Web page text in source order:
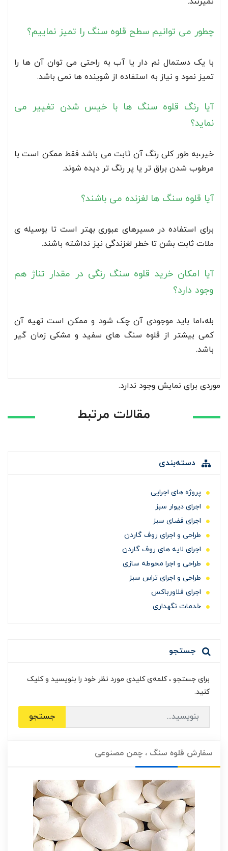
چطور می توانیم سطح قلوه سنگ را تمیز نماییم؟
با یک دستمال نم دار یا آب به راحتی می توان آن ها را
تمیز نمود و نیاز به استفاده از شوینده ها نمی باشد.
آیا رنگ قلوه سنگ ها با خیس شدن تغییر می
نماید؟
خیر،به طور کلی رنگ آن ثابت می باشد فقط ممکن است با
مرطوب شدن براق تر یا پر رنگ تر دیده شوند.
آیا قلوه سنگ ها لغزنده می باشند؟
برای استفاده در مسیرهای عبوری بهتر است تا بوسیله ی
ملات ثابت بشن تا خطر لغزندگی نیز نداشته باشند.
آیا امکان خرید قلوه سنگ رنگی در مقدار تناژ هم
وجود دارد؟
بله،اما باید موجودی آن چک شود و ممکن است تهیه آن
کمی بیشتر از قلوه سنگ های سفید و مشکی زمان گیر
باشد.
موردی برای نمایش وجود ندارد.
مقالات مرتبط
دسته‌بندی
پروژه های اجرایی
اجرای دیوار سبز
اجرای فضای سبز
طراحی و اجرای روف گاردن
اجرای لایه های روف گاردن
طراحی و اجرا محوطه سازی
طراحی و اجرای تراس سبز
اجرای فلاورباکس
خدمات نگهداری
جستجو
برای جستجو ، کلمه‌ی کلیدی مورد نظر خود را بنویسید و کلیک
کنید.
جستجو
سفارش قلوه سنگ ، چمن مصنوعی